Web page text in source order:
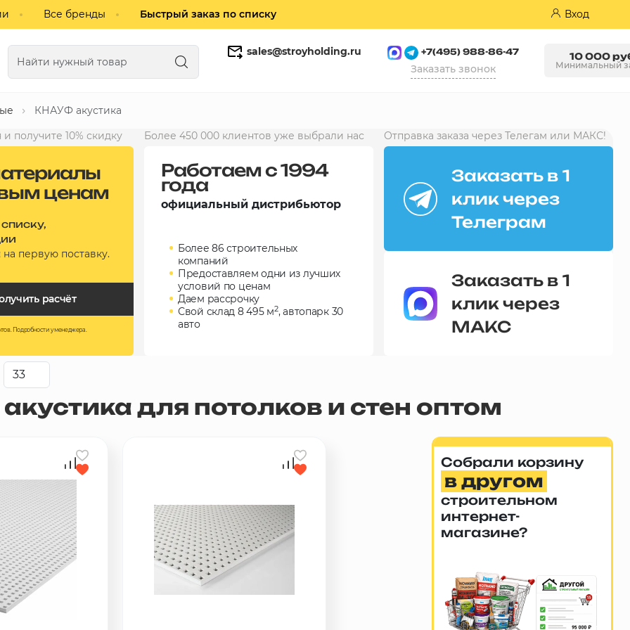
Все бренды Быстрый заказ по списку Вход
sales@stroyholding.ru +7(495) 988-86-47
Заказать звонок
10 000
Минимальный
Газобетонные блоки
КНАУФ акустика
получите 10% скидку
ценам
на первую поставку.
расчёт
Подробности у менеджера.
Более 450 000 клиентов уже выбрали нас
Работаем с 1994
года
официальный дистрибьютор
Более 86 строительных
компаний
Предоставляем одни из лучших
условий по ценам
Даем рассрочку
Свой склад 8 495 м2, автопарк 30
авто
Отправка заказа через Телегам или МАКС!
Заказать в 1
клик через
Телеграм
Заказать в 1
клик через
МАКС
для потолков и стен оптом
Собрали корзину
в другом
строительном
интернет-
магазине?